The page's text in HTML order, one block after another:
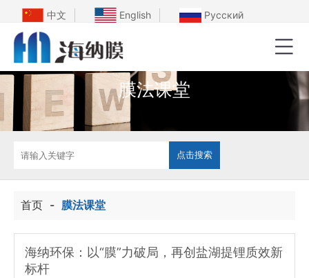
中文 English Русский
膜法课堂
首页 - 膜法课堂
海纳环保：以“膜”力破局，再创盐湖提锂质效新
标杆